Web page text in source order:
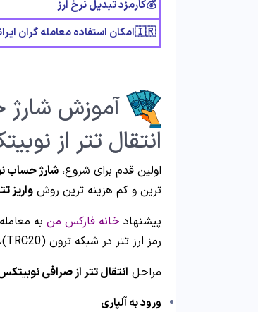
💰کارمزد تبدیل نرخ ارز
🇮🇷امکان استفاده معامله گران ایرانی
آموزش شارژ
انتقال تتر از
اولین قدم برای شروع، شارژ حساب
ترین و کم هزینه ترین روش واریز
پیشنهاد خانه فارکس من به
رمز ارز تتر در شبکه ترون (TRC20)، کمترین کارمزد را در میان سایر روش های انتقالی دارد.
مراحل انتقال تتر از صرافی
ورود به آلپاری